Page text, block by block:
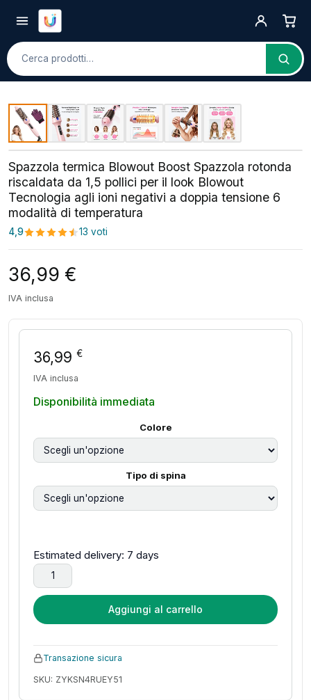
Cerca
Spazzola termica Blowout Boost Spazzola rotonda
riscaldata da 1,5 pollici per il look Blowout
Tecnologia agli ioni negativi a doppia tensione 6
modalità di temperatura
4,9 13 voti
36,99 €
IVA inclusa
36,99 €
IVA inclusa
Disponibilità immediata
Colore
Tipo di spina
Estimated delivery: 7 days
Spazzola termica Blowout Boost Spazzola rotonda
Aggiungi al carrello
Transazione sicura
SKU: ZYKSN4RUEY51